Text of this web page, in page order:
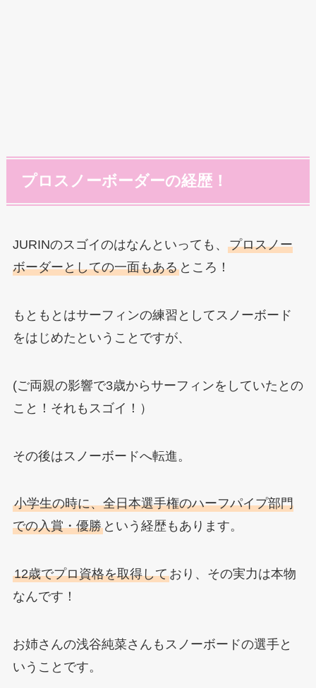
プロスノーボーダーの経歴！
JURINのスゴイのはなんといっても、 プロスノー
ボーダーとしての一面もあるところ！
もともとはサーフィンの練習としてスノーボード
をはじめたということですが、
(ご両親の影響で3歳からサーフィンをしていたとの
こと！それもスゴイ！）
その後はスノーボードへ転進。
小学生の時に、全日本選手権のハーフパイプ部門
での入賞・優勝という経歴もあります。
12歳でプロ資格を取得しており、その実力は本物
なんです！
お姉さんの浅谷純菜さんもスノーボードの選手と
いうことです。